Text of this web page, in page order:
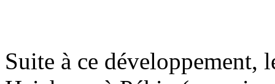
Suite à ce développement,